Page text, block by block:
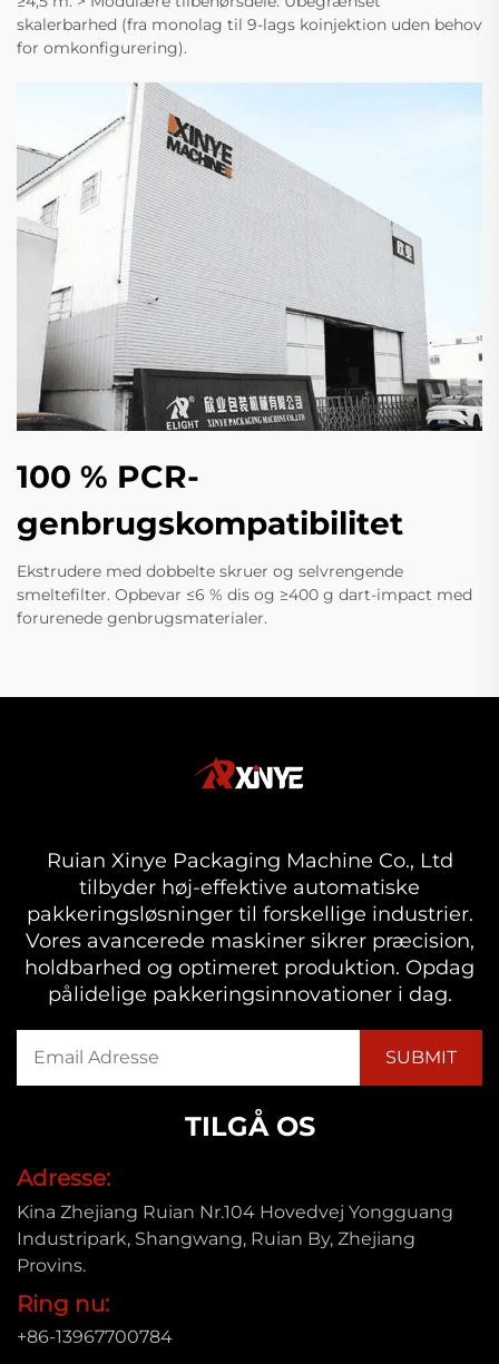
skalerbarhed (fra monolag til 9-lags koinjektion uden behov
for omkonfigurering).
100 % PCR-
genbrugskompatibilitet
Ekstrudere med dobbelte skruer og selvrengende
smeltefilter. Opbevar ≤6 % dis og ≥400 g dart-impact med
forurenede genbrugsmaterialer.
Ruian Xinye Packaging Machine Co., Ltd
tilbyder høj-effektive automatiske
pakkeringsløsninger til forskellige industrier.
Vores avancerede maskiner sikrer præcision,
holdbarhed og optimeret produktion. Opdag
pålidelige pakkeringsinnovationer i dag.
TILGÅ OS
Adresse:
Kina Zhejiang Ruian Nr.104 Hovedvej Yongguang
Industripark, Shangwang, Ruian By, Zhejiang
Provins.
Ring nu:
+86-13967700784